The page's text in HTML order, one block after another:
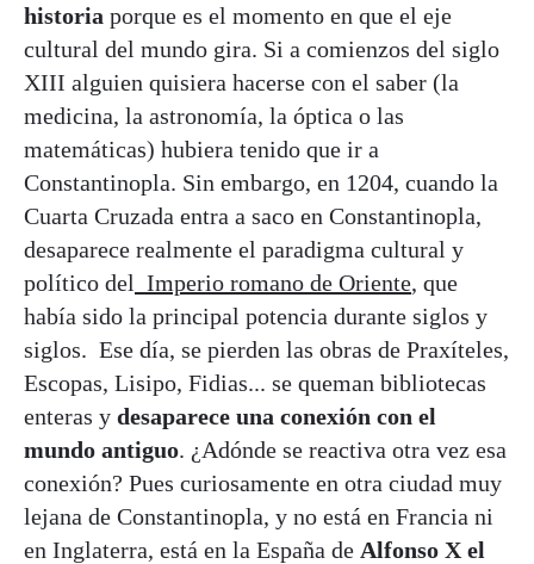
historia porque es el momento en que el eje
cultural del mundo gira. Si a comienzos del siglo
XIII alguien quisiera hacerse con el saber (la
medicina, la astronomía, la óptica o las
matemáticas) hubiera tenido que ir a
Constantinopla. Sin embargo, en 1204, cuando la
Cuarta Cruzada entra a saco en Constantinopla,
desaparece realmente el paradigma cultural y
político del Imperio romano de Oriente, que
había sido la principal potencia durante siglos y
siglos. Ese día, se pierden las obras de Praxíteles,
Escopas, Lisipo, Fidias... se queman bibliotecas
enteras y desaparece una conexión con el
mundo antiguo. ¿Adónde se reactiva otra vez esa
conexión? Pues curiosamente en otra ciudad muy
lejana de Constantinopla, y no está en Francia ni
en Inglaterra, está en la España de Alfonso X el